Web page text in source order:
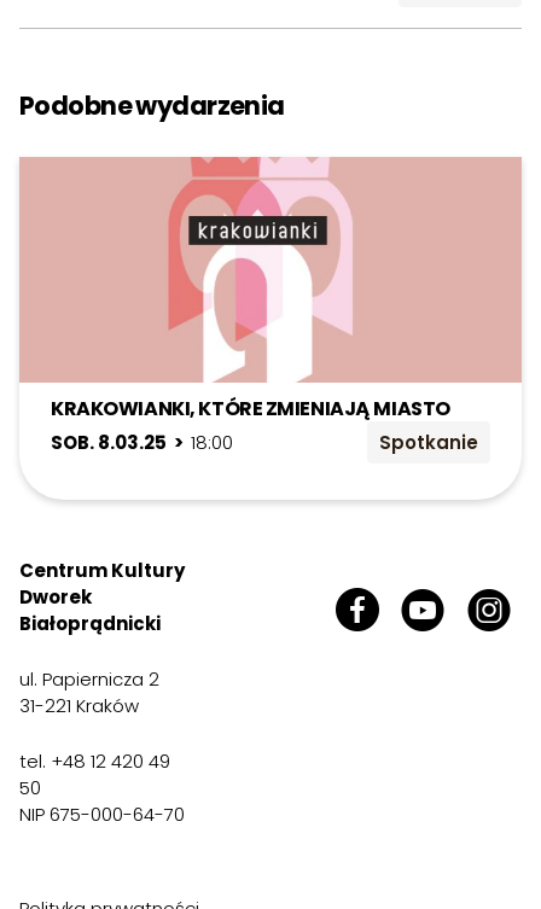
Podobne wydarzenia
KRAKOWIANKI, KTÓRE ZMIENIAJĄ MIASTO
SOB. 8.03.25 > 18:00 Spotkanie
Centrum Kultury
Dworek
Białoprądnicki
ul. Papiernicza 2
31-221 Kraków
tel. +48 12 420 49
50
NIP 675-000-64-70